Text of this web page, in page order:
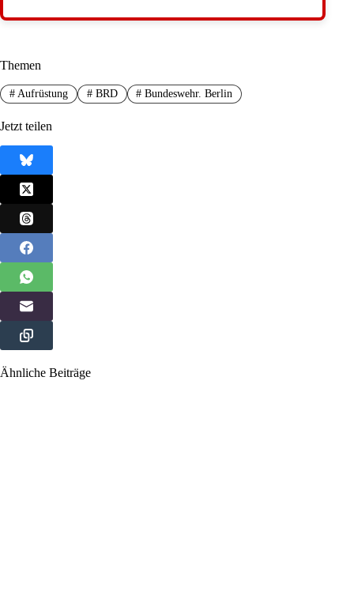
Themen
#Aufrüstung #BRD # Bundeswehr. Berlin
Jetzt teilen
Ähnliche Beiträge